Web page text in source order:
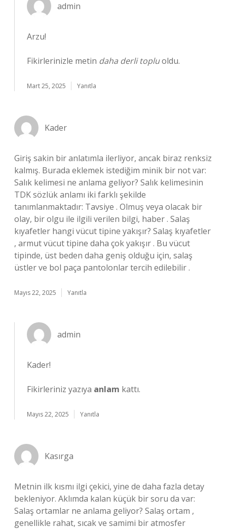
admin
Arzu!
Fikirlerinizle metin daha derli topluoldu.
Mart 25, 2025 Yanıtla
Kader
Giriş sakin bir anlatımla ilerliyor, ancak biraz renksiz
kalmış. Burada eklemek istediğim minik bir not var:
Salık kelimesi ne anlama geliyor? Salık kelimesinin
TDK sözlük anlamı iki farklı şekilde
tanımlanmaktadır: Tavsiye . Olmuş veya olacak bir
olay, bir olgu ile ilgili verilen bilgi, haber . Salaş
kıyafetler hangi vücut tipine yakışır? Salaş kıyafetler
, armut vücut tipine daha çok yakışır . Bu vücut
tipinde, üst beden daha geniş olduğu için, salaş
üstler ve bol paça pantolonlar tercih edilebilir .
Mayıs 22, 2025 Yanıtla
admin
Kader!
Fikirleriniz yazıya anlam kattı.
Mayıs 22, 2025 Yanıtla
Kasırga
Metnin ilk kısmı ilgi çekici, yine de daha fazla detay
bekleniyor. Aklımda kalan küçük bir soru da var:
Salaş ortamlar ne anlama geliyor? Salaş ortam ,
genellikle rahat, sıcak ve samimi bir atmosfer